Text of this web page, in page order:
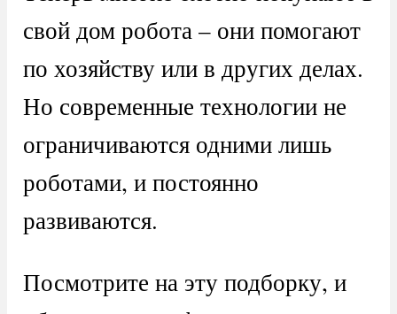
свой дом робота – они помогают
по хозяйству или в других делах.
Но современные технологии не
ограничиваются одними лишь
роботами, и постоянно
развиваются.
Посмотрите на эту подборку, и